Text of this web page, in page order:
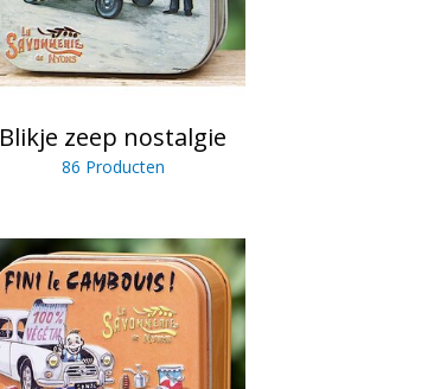
Blikje zeep nostalgie
86 Producten